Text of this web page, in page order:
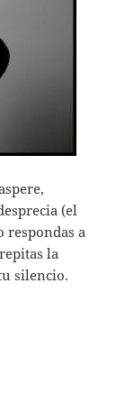
(el
respondas a
la
silencio.